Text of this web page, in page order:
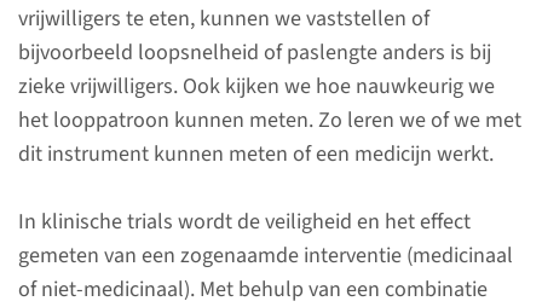
vrijwilligers te eten, kunnen we vaststellen of
bijvoorbeeld loopsnelheid of paslengte anders is bij
zieke vrijwilligers. Ook kijken we hoe nauwkeurig we
het looppatroon kunnen meten. Zo leren we of we met
dit instrument kunnen meten of een medicijn werkt.
In klinische trials wordt de veiligheid en het effect
gemeten van een zogenaamde interventie (medicinaal
of niet-medicinaal). Met behulp van een combinatie
Volwassenen
(024) 361 65 04
Kinderen